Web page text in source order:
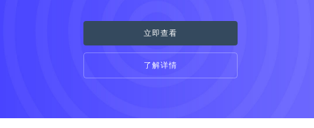
立即查看
了解详情